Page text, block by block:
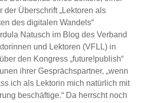
der Überschrift „Lektoren als
des digitalen Wandels“
Natusch im Blog des Verband
und Lektoren (VFLL) in
den Kongress „future!publish“
ihrer Gesprächspartner, „wenn
ich als Lektorin mich natürlich mit
beschäftige.“ Da herrscht noch